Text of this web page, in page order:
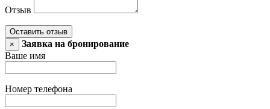
Отзыв
Оставить отзыв
×
Заявка на бронирование
Ваше имя
Номер телефона